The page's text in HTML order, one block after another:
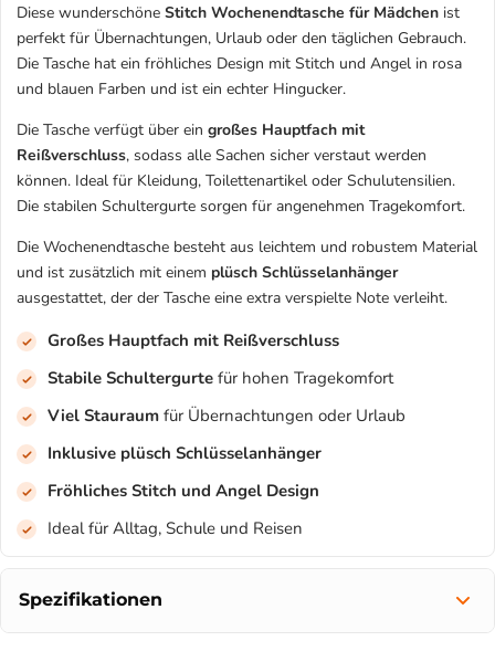
Diese wunderschöne Stitch Wochenendtasche für Mädchen ist
perfekt für Übernachtungen, Urlaub oder den täglichen Gebrauch.
Die Tasche hat ein fröhliches Design mit Stitch und Angel in rosa
und blauen Farben und ist ein echter Hingucker.
Die Tasche verfügt über ein großes Hauptfach mit
Reißverschluss, sodass alle Sachen sicher verstaut werden
können. Ideal für Kleidung, Toilettenartikel oder Schulutensilien.
Die stabilen Schultergurte sorgen für angenehmen Tragekomfort.
Die Wochenendtasche besteht aus leichtem und robustem Material
und ist zusätzlich mit einem plüsch Schlüsselanhänger
ausgestattet, der der Tasche eine extra verspielte Note verleiht.
Großes Hauptfach mit Reißverschluss
Stabile Schultergurte für hohen Tragekomfort
Viel Stauraum für Übernachtungen oder Urlaub
Inklusive plüsch Schlüsselanhänger
Fröhliches Stitch und Angel Design
Ideal für Alltag, Schule und Reisen
Spezifikationen